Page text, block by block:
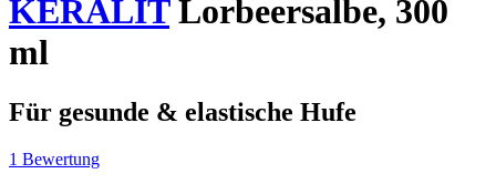
KERALITLorbeersalbe, 300
ml
Für gesunde & elastische Hufe
1 Bewertung